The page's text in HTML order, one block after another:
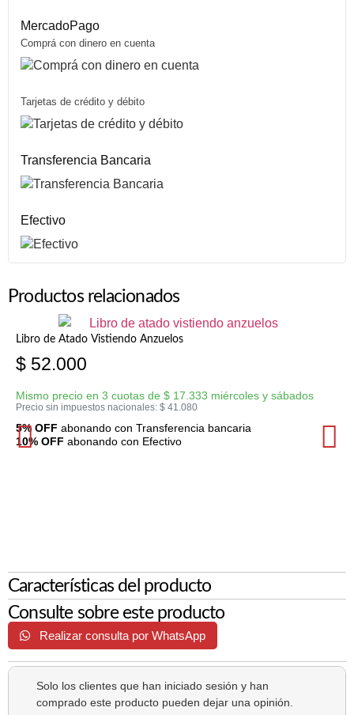
MercadoPago
Comprá con dinero en cuenta
Tarjetas de crédito y débito
Transferencia Bancaria
Efectivo
Productos relacionados
Libro de Atado Vistiendo Anzuelos
$ 52.000
Mismo precio en 3 cuotas de $ 17.333 miércoles y sábados
Precio sin impuestos nacionales: $ 41.080
5% OFF abonando con Transferencia bancaria
10% OFF abonando con Efectivo
Características del producto
Consulte sobre este producto
Realizar consulta por WhatsApp
Solo los clientes que han iniciado sesión y han
comprado este producto pueden dejar una opinión.